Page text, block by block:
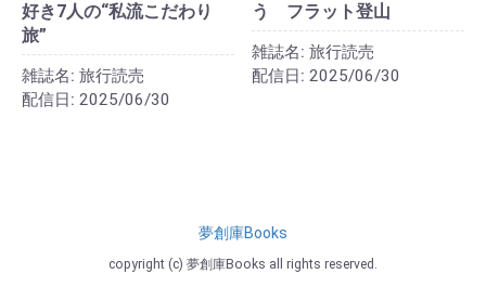
好き7人の“私流こだわり
旅”
雑誌名: 旅行読売
配信日: 2025/06/30
う フラット登山
雑誌名: 旅行読売
配信日: 2025/06/30
夢創庫Books
copyright (c) 夢創庫Books all rights reserved.